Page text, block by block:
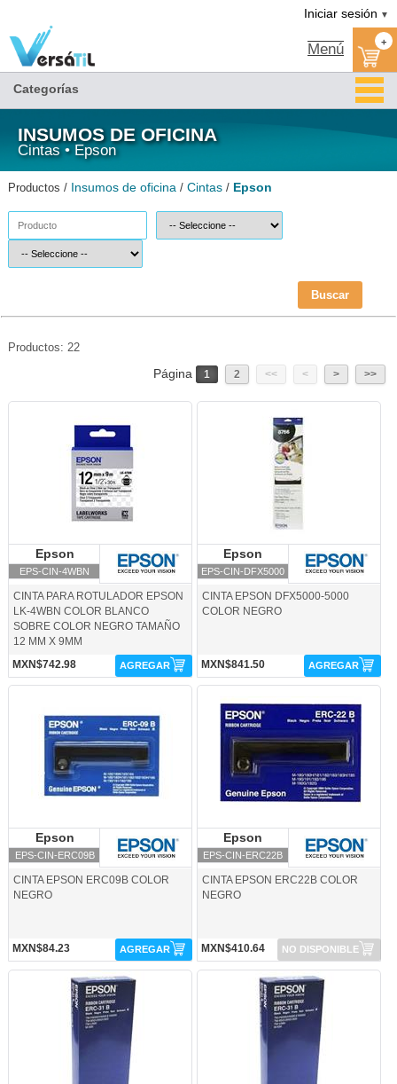
Iniciar sesión ▼
Menú +
Categorías
INSUMOS DE OFICINA
Cintas • Epson
Productos / Insumos de oficina / Cintas / Epson
Buscar
Productos: 22
Página 1 2 << < > >>
Epson
EPS-CIN-4WBN
Epson
CINTA PARA ROTULADOR EPSON
LK-4WBN COLOR BLANCO
SOBRE COLOR NEGRO TAMAÑO
12 MM X 9MM
MXN$742.98
AGREGAR
Epson
EPS-CIN-DFX5000
Epson
CINTA EPSON DFX5000-5000
COLOR NEGRO
MXN$841.50 AGREGAR
Epson
EPS-CIN-ERC09B
Epson
CINTA EPSON ERC09B COLOR
NEGRO
MXN$84.23 AGREGAR
Epson
EPS-CIN-ERC22B
Epson
CINTA EPSON ERC22B COLOR
NEGRO
MXN$410.64 NO DISPONIBLE
EPS-CIN-ERC27B-Epson EPS-CIN-ERC31B-Epson